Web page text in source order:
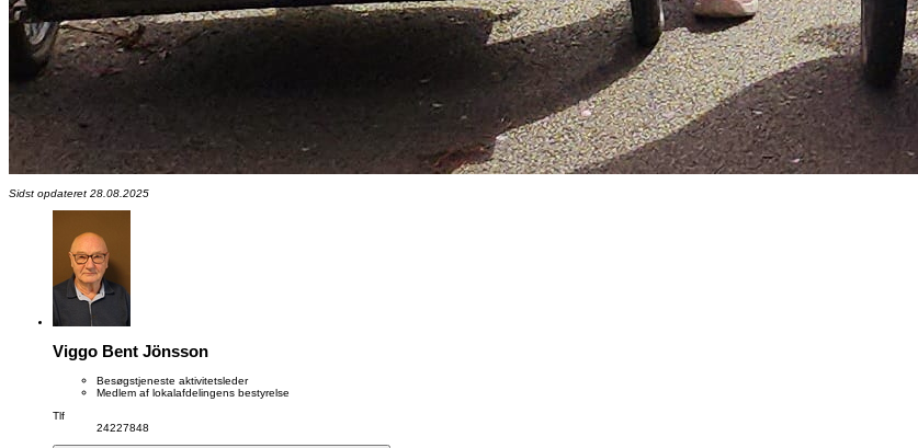
Sidst opdateret 28.08.2025
Viggo Bent Jönsson
Besøgstjeneste aktivitetsleder
Medlem af lokalafdelingens bestyrelse
Tlf
24227848